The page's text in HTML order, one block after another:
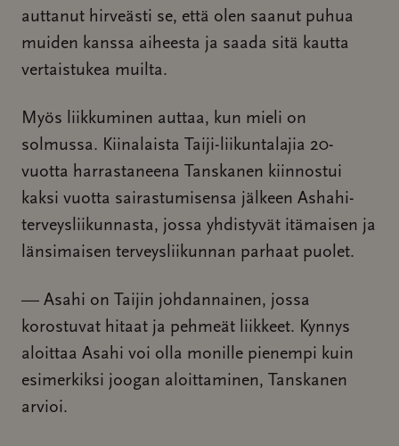
auttanut hirveästi se, että olen saanut puhua
muiden kanssa aiheesta ja saada sitä kautta
vertaistukea muilta.
Myös liikkuminen auttaa, kun mieli on
solmussa. Kiinalaista Taiji-liikuntalajia 20-
vuotta harrastaneena Tanskanen kiinnostui
kaksi vuotta sairastumisensa jälkeen Ashahi-
terveysliikunnasta, jossa yhdistyvät itämaisen ja
länsimaisen terveysliikunnan parhaat puolet.
— Asahi on Taijin johdannainen, jossa
korostuvat hitaat ja pehmeät liikkeet. Kynnys
aloittaa Asahi voi olla monille pienempi kuin
esimerkiksi joogan aloittaminen, Tanskanen
arvioi.